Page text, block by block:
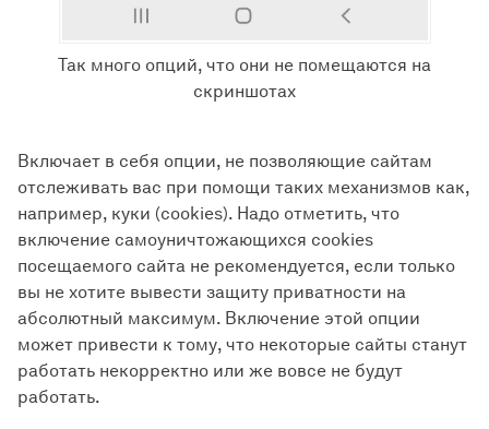
Так много опций, что они не помещаются на
скриншотах
Включает в себя опции, не позволяющие сайтам
отслеживать вас при помощи таких механизмов как,
например, куки (cookies). Надо отметить, что
включение самоуничтожающихся cookies
посещаемого сайта не рекомендуется, если только
вы не хотите вывести защиту приватности на
абсолютный максимум. Включение этой опции
может привести к тому, что некоторые сайты станут
работать некорректно или же вовсе не будут
работать.